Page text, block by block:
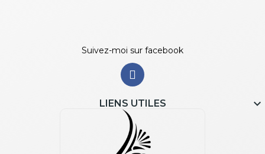
Suivez-moi sur facebook
LIENS UTILES 